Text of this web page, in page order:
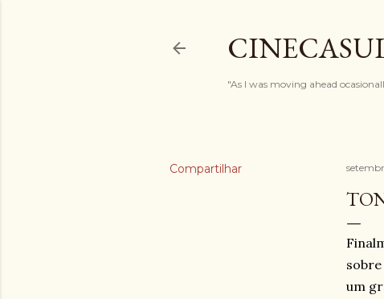
"As I was moving ahead
Compartilhar
um